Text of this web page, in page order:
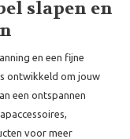
slapen en
en een fijne
ontwikkeld om jouw
een ontspannen
voor meer